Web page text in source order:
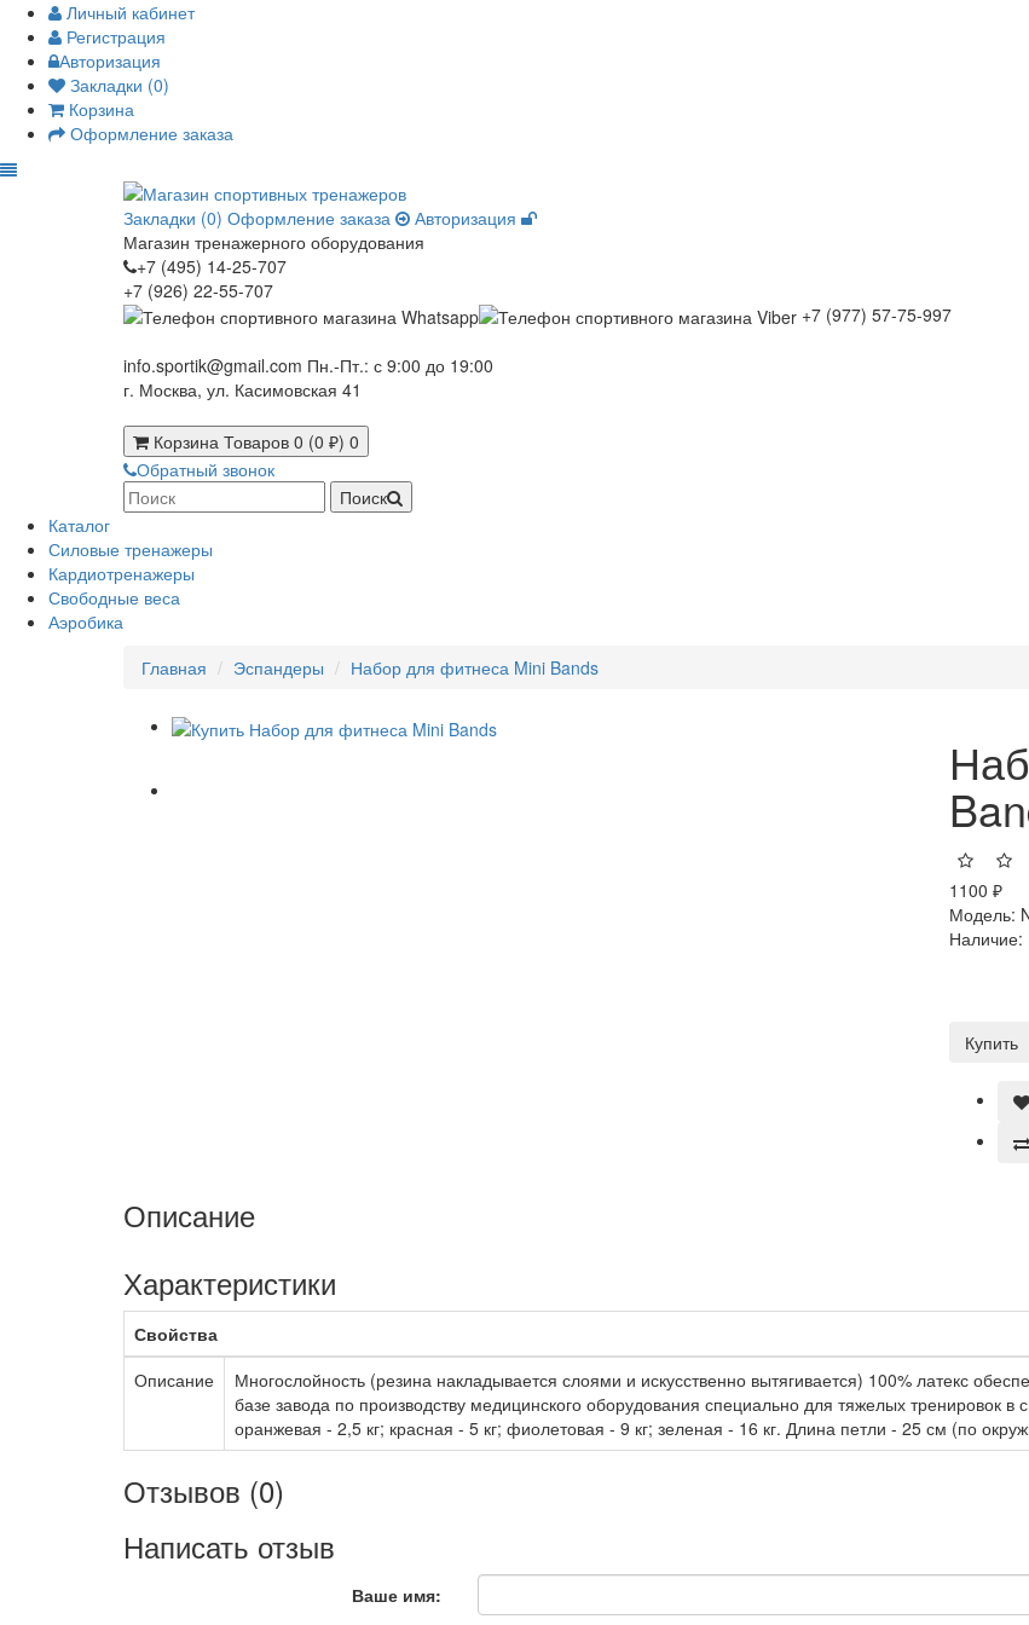
Личный кабинет
Регистрация
Авторизация
Закладки (0)
Корзина
Оформление заказа
Закладки (0) Оформление заказа
Авторизация
Магазин тренажерного оборудования
+7 (495) 14-25-707
+7 (926) 22-55-707
+7 (977) 57-75-997
info.sportik@gmail.com Пн.-Пт.: с 9:00 до 19:00
г. Москва, ул. Касимовская 41
Корзина Товаров 0 (0 ₽) 0
Обратный звонок
Поиск
Каталог
Силовые тренажеры
Кардиотренажеры
Свободные веса
Аэробика
Главная
Эспандеры Набор для фитнеса Mini Bands
1100 ₽
Модель:
Наличие:
Купить
Описание
Характеристики
Свойства
Описание
Многослойность (резина накладывается слоями и искусственно вытягивается) 100% латекс
базе завода по производству медицинского оборудования специально для тяжелых тренировок в
оранжевая - 2,5 кг; красная - 5 кг; фиолетовая - 9 кг; зеленая - 16 кг. Длина петли - 25 см (по
Отзывов (0)
Написать отзыв
Ваше имя: